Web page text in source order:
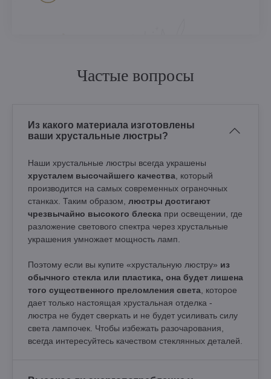
Частые вопросы
Из какого материала изготовлены
ваши хрустальные люстры?
Наши хрустальные люстры всегда украшены
хрусталем высочайшего качества , который
производится на самых современных ограночных
станках. Таким образом, люстры достигают
чрезвычайно высокого блеска при освещении, где
разложение светового спектра через хрустальные
украшения умножает мощность ламп.
Поэтому если вы купите «хрустальную люстру» из
обычного стекла или пластика, она будет лишена
того существенного преломления света , которое
дает только настоящая хрустальная отделка -
люстра не будет сверкать и не будет усиливать силу
света лампочек. Чтобы избежать разочарования,
всегда интересуйтесь качеством стеклянных деталей.